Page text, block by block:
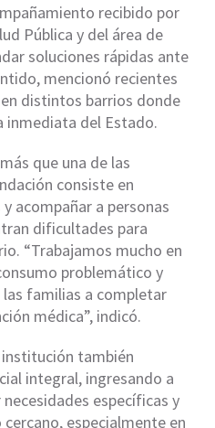
recibido por
Pública y del área de
soluciones rápidas ante
mencionó recientes
distintos barrios donde
inmediata del Estado.
que una de las
consiste en
acompañar a personas
dificultades para
“Trabajamos mucho en
problemático y
familias a completar
médica”, indicó.
también
integral, ingresando a
específicas y
especialmente en